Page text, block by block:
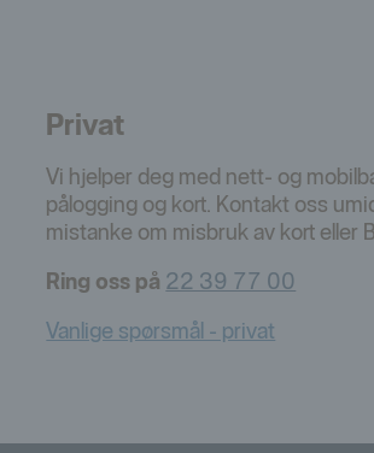
Privat
Vi hjelper deg med nett- og
pålogging og kort. Kontakt oss
mistanke om misbruk av kort eller
Ring oss på 22 39 77 00
Vanlige spørsmål - privat